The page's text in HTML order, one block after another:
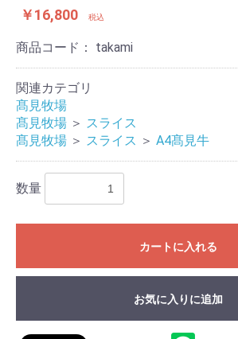
￥16,800 税込
商品コード： takami
関連カテゴリ
髙見牧場
髙見牧場 ＞ スライス
髙見牧場 ＞ スライス ＞ A4髙見牛
数量
カートに入れる
お買い物を続ける カート
お気に入りに追加